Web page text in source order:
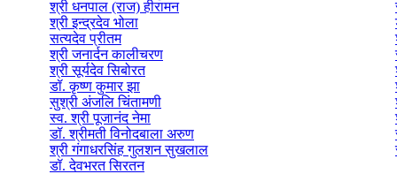
श्री धनपाल (राज) हीरामन
श्री इन्द्रदेव भोला
सत्यदेव प्रीतम
श्री जनार्दन कालीचरण
श्री सूर्यदेव सिबोरत
डॉ. कृष्ण कुमार झा
सुश्री अंजलि चिंतामणी
स्व. श्री पूजानंद नेमा
डॉ. श्रीमती विनोदबाला अरुण
श्री गंगाधरसिंह गुलशन सुखलाल
डॉ. देवभरत सिरतन